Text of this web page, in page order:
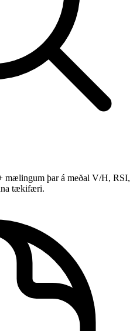
mælingum þar á meðal V/H, RSI,
tækifæri.